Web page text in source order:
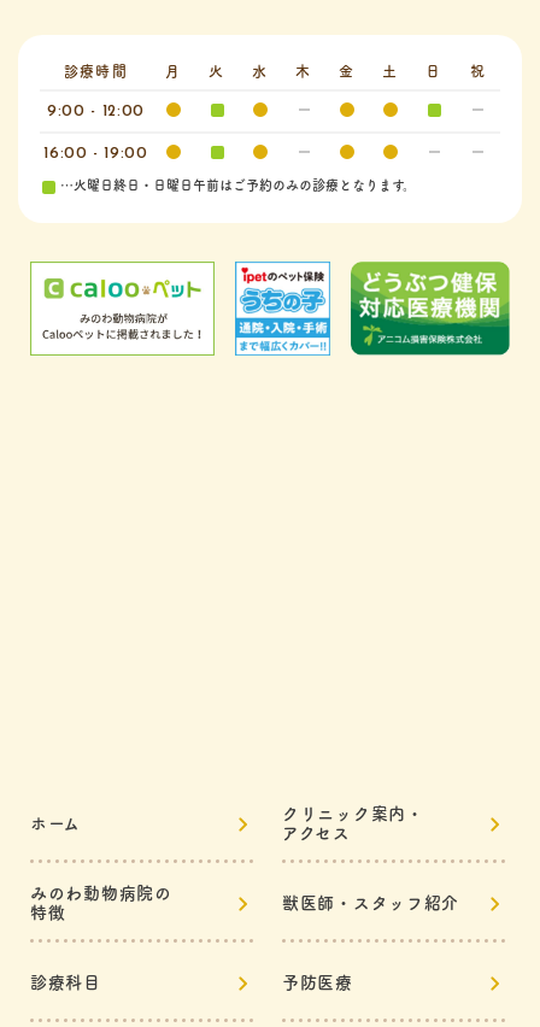
診療時間 月 火 水 木 金 土 日 祝
9:00 - 12:00
16:00 - 19:00
…火曜日終日・日曜日午前はご予約のみの診療となります。
ホーム
クリニック案内・
アクセス
みのわ動物病院の
特徴
獣医師・スタッフ紹介
診療科目 予防医療